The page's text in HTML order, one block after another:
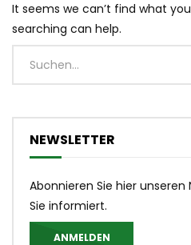
It seems we can’t find what
searching can help.
NEWSLETTER
Abonnieren Sie hier
Sie informiert.
ANMELDEN